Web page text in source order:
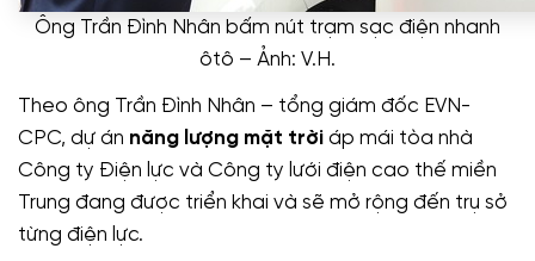
Ông Trần Đình Nhân bấm nút trạm sạc điện nhanh
ôtô – Ảnh: V.H.
Theo ông Trần Đình Nhân – tổng giám đốc EVN-
CPC, dự án năng lượng mặt trời áp mái tòa nhà
Công ty Điện lực và Công ty lưới điện cao thế miền
Trung đang được triển khai và sẽ mở rộng đến trụ sở
từng điện lực.